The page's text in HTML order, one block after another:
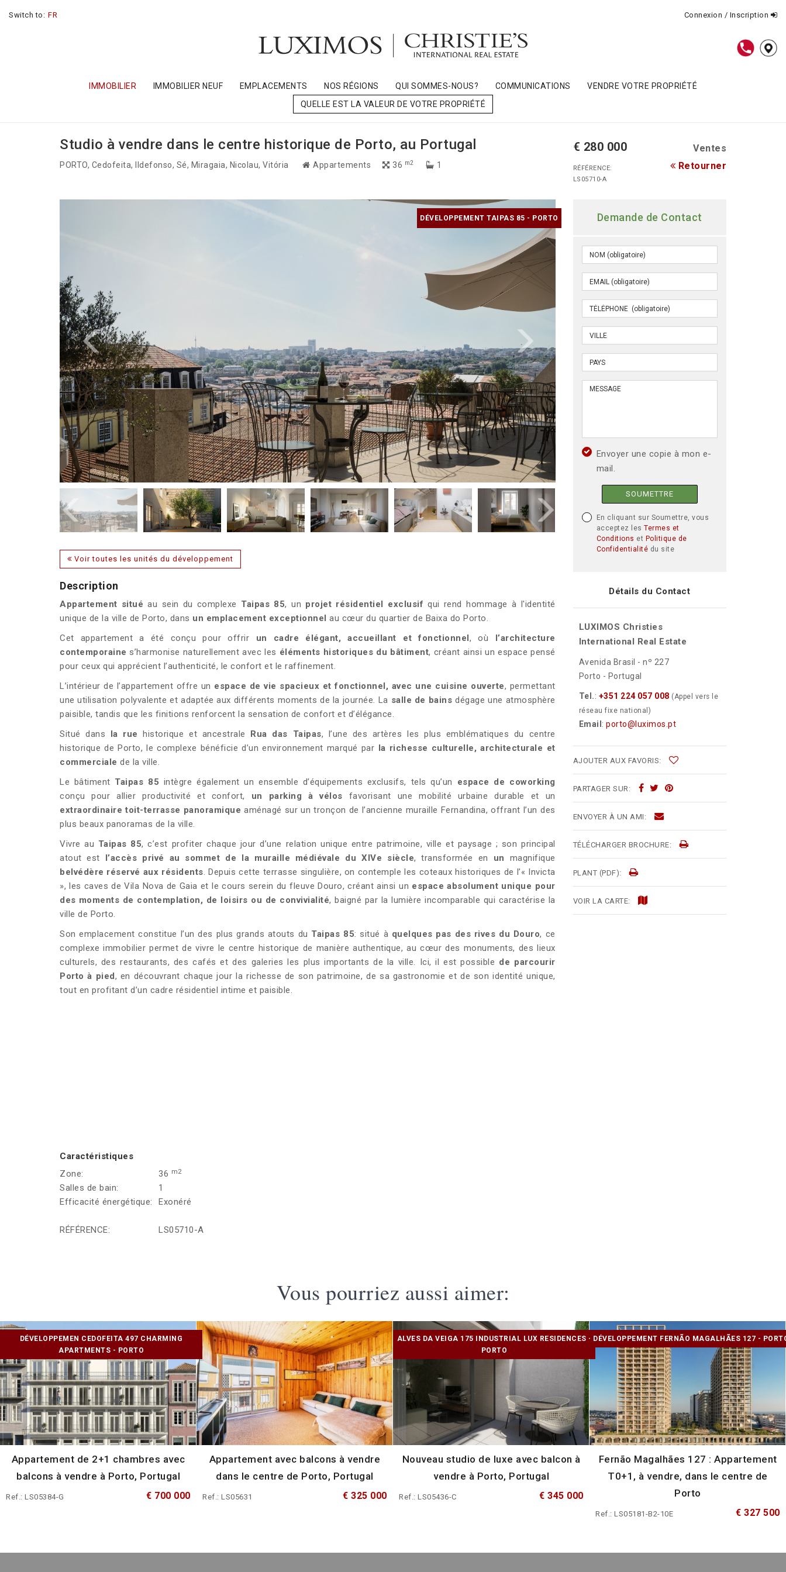
Switch to: FR Connexion / Inscription
IMMOBILIER IMMOBILIER NEUF EMPLACEMENTS NOS RÉGIONS QUI SOMMES-NOUS? COMMUNICATIONS
VENDRE VOTRE PROPRIÉTÉ
QUELLE EST LA VALEUR DE VOTRE PROPRIÉTÉ
Studio à vendre dans le centre historique de Porto, au Portugal
PORTO, Cedofeita, Ildefonso, Sé, Miragaia, Nicolau, Vitória Appartements 36 m2 1
€ 280 000 Ventes
RÉFÉRENCE:
LS05710-A
Retourner
DÉVELOPPEMENT TAIPAS 85 - PORTO
Voir toutes les unités du développement
Description
Appartement situéau sein du complexe Taipas 85, un projet résidentiel exclusif qui rend hommage à l'identité
unique de la ville de Porto, dans un emplacement exceptionnel au cœur du quartier de Baixa do Porto.
Cet appartement a été conçu pour offrir un cadre élégant, accueillant et fonctionnel, où l’architecture
contemporaine s’harmonise naturellement avec les éléments historiques du bâtiment, créant ainsi un espace pensé
pour ceux qui apprécient l’authenticité, le confort et le raffinement.
L’intérieur de l’appartement offre un espace de vie spacieux et fonctionnel, avec une cuisine ouverte, permettant
une utilisation polyvalente et adaptée aux différents moments de la journée. La salle de bains dégage une atmosphère
paisible, tandis que les finitions renforcent la sensation de confort et d’élégance.
Situé dans la rue historique et ancestrale Rua das Taipas, l’une des artères les plus emblématiques du centre
historique de Porto, le complexe bénéficie d’un environnement marqué par la richesse culturelle, architecturale et
commerciale de la ville.
Le bâtiment Taipas 85 intègre également un ensemble d’équipements exclusifs, tels qu’un espace de coworking
conçu pour allier productivité et confort, un parking à vélos favorisant une mobilité urbaine durable et un
extraordinaire toit-terrasse panoramique aménagé sur un tronçon de l’ancienne muraille Fernandina, offrant l’un des
plus beaux panoramas de la ville.
Vivre au Taipas 85, c’est profiter chaque jour d’une relation unique entre patrimoine, ville et paysage ; son principal
atout est l’accès privé au sommet de la muraille médiévale du XIVe siècle, transformée en un magnifique
belvédère réservé aux résidents. Depuis cette terrasse singulière, on contemple les coteaux historiques de l’« Invicta
», les caves de Vila Nova de Gaia et le cours serein du fleuve Douro, créant ainsi un espace absolument unique pour
des moments de contemplation, de loisirs ou de convivialité, baigné par la lumière incomparable qui caractérise la
ville de Porto.
Son emplacement constitue l’un des plus grands atouts du Taipas 85: situé à quelques pas des rives du Douro, ce
complexe immobilier permet de vivre le centre historique de manière authentique, au cœur des monuments, des lieux
culturels, des restaurants, des cafés et des galeries les plus importants de la ville. Ici, il est possible de parcourir
Porto à pied, en découvrant chaque jour la richesse de son patrimoine, de sa gastronomie et de son identité unique,
tout en profitant d’un cadre résidentiel intime et paisible.
Caractéristiques
Zone:
36 m2
Salles de bain:
1
Efficacité énergétique:
Exonéré
RÉFÉRENCE: LS05710-A
Demande de Contact
Envoyer une copie à mon e-
mail.
SOUMETTRE
En cliquant sur Soumettre, vous
acceptez les Termes et
Conditions et Politique de
Confidentialité du site
Détails du Contact
LUXIMOS Christies
International Real Estate
Avenida Brasil - nº 227
Porto - Portugal
Tel.: +351 224 057 008 (Appel vers le
réseau fixe national)
Email : porto@luximos.pt
AJOUTER AUX FAVORIS:
PARTAGER SUR:
ENVOYER À UN AMI:
TÉLÉCHARGER BROCHURE:
PLANT (PDF):
VOIR LA CARTE:
Vous pourriez aussi aimer:
DÉVELOPPEMEN CEDOFEITA 497 CHARMING
APARTMENTS - PORTO
Appartement de 2+1 chambres avec
balcons à vendre à Porto, Portugal
Ref.: LS05384-G € 700 000
Appartement avec balcons à vendre
dans le centre de Porto, Portugal
Ref.: LS05631 € 325 000
ALVES DA VEIGA 175 INDUSTRIAL LUX RESIDENCES -
PORTO
Nouveau studio de luxe avec balcon à
vendre à Porto, Portugal
Ref.: LS05436-C € 345 000
DÉVELOPPEMENT FERNÃO MAGALHÃES 127 -
Fernão Magalhães 127 : Appartement
T0+1, à vendre, dans le centre de
Porto
Ref.: LS05181-B2-10E € 327 500